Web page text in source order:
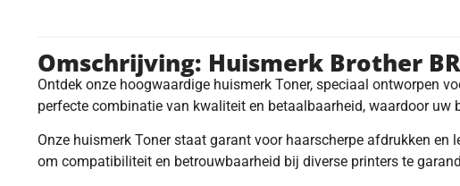
Omschrijving: Huismerk Brother
Ontdek onze hoogwaardige huismerk Toner, speciaal ontworpen
perfecte combinatie van kwaliteit en betaalbaarheid, waardoor
Onze huismerk Toner staat garant voor haarscherpe afdrukken
om compatibiliteit en betrouwbaarheid bij diverse printers te